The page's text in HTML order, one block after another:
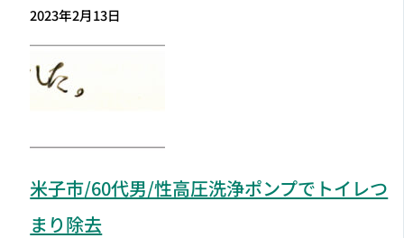
2023年2月13日
米子市/60代男/性高圧洗浄ポンプでトイレつ
まり除去